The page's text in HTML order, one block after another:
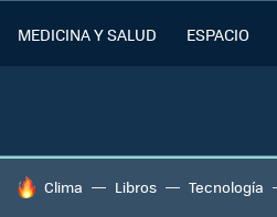
MEDICINA Y SALUD ESPACIO
HOY SE HABLA DE
Clima Libros Tecnología